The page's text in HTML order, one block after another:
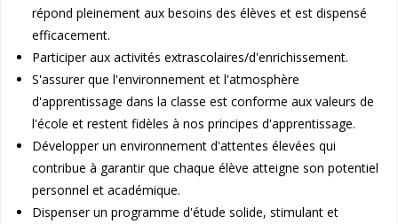
répond pleinement aux besoins des élèves et est dispensé
efficacement.
Participer aux activités extrascolaires/d'enrichissement.
S'assurer que l'environnement et l'atmosphère
d'apprentissage dans la classe est conforme aux valeurs de
l'école et restent fidèles à nos principes d'apprentissage.
Développer un environnement d'attentes élevées qui
contribue à garantir que chaque élève atteigne son potentiel
personnel et académique.
Dispenser un programme d'étude solide, stimulant et